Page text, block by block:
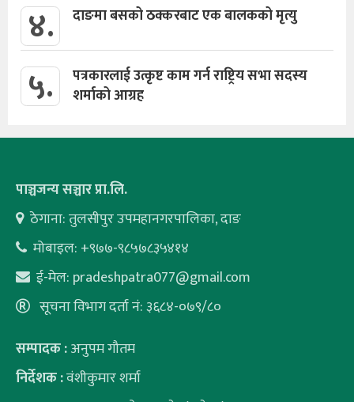
४. दाङमा बसको ठक्करबाट एक बालकको मृत्यु
५.
पत्रकारलाई उत्कृष्ट काम गर्न राष्ट्रिय सभा सदस्य
शर्माको आग्रह
पाञ्चजन्य सञ्चार प्रा.लि.
ठेगाना: तुलसीपुर उपमहानगरपालिका, दाङ
मोबाइल: +९७७-९८५७८३५४१४
ई-मेल: pradeshpatra077@gmail.com
सूचना विभाग दर्ता नं: ३६८४-०७९/८०
सम्पादक :अनुपम गौतम
निर्देशक :वंशीकुमार शर्मा